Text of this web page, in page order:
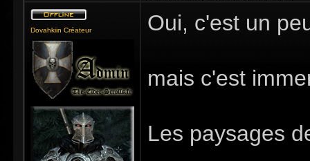
Dovahkiin Créateur Oui, c'est un
mais c'est
Les paysages